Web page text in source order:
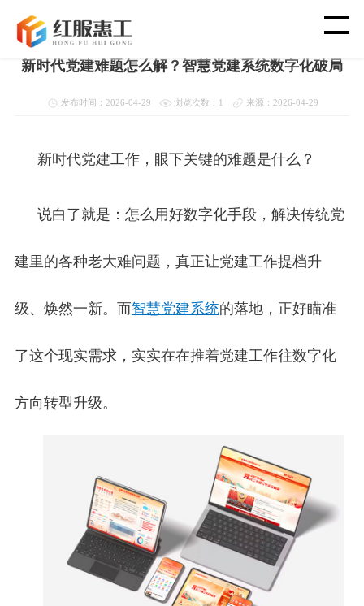
渠 道 合 作
客 户 案 例
新 闻 资 讯
关 于 我 们
首页>新闻资讯>党建新闻动态
新时代党建难题怎么解？智慧党建系统数字化破局
发布时间：2026-04-29 浏览次数：1 来源：2026-04-29
新时代党建工作，眼下关键的难题是什么？
说白了就是：怎么用好数字化手段，解决传统党
建里的各种老大难问题，真正让党建工作提档升
级、焕然一新。而智慧党建系统的落地，正好瞄准
了这个现实需求，实实在在推着党建工作往数字化
方向转型升级。